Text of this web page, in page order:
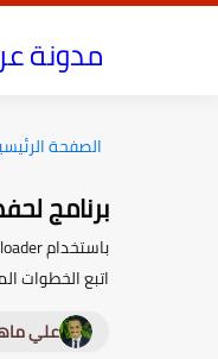
مدونة
الصفحة
برنامج
اتبع الخطوات
علي